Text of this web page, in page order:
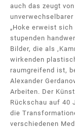
auch das zeugt
„Hoke erweist
stupenden
Bilder, die als
wirkenden
raumgreifend ist,
Alexander
Arbeiten. Der
Rückschau auf 40
die
verschiedenen